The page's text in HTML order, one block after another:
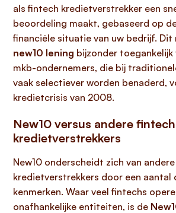
als fintech kredietverstrekker een
beoordeling maakt, gebaseerd op
financiële situatie van uw bedrijf. Dit
new10 lening bijzonder toegankelijk
mkb-ondernemers, die bij
vaak selectiever worden benaderd,
kredietcrisis van 2008.
New10 versus andere fintech
kredietverstrekkers
New10 onderscheidt zich van
kredietverstrekkers door een aantal
kenmerken. Waar veel fintechs
onafhankelijke entiteiten, is de